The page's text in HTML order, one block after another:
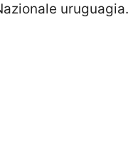
uruguagia.